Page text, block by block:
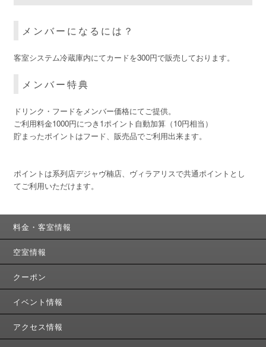
メンバーになるには？
客室システム冷蔵庫内にてカードを300円で販売しております。
メンバー特典
ドリンク・フードをメンバー価格にてご提供。
ご利用料金1000円につき1ポイント自動加算（10円相当）
貯まったポイントはフード、販売品でご利用出来ます。
ポイントは系列店デジャヴ楠店、ヴィラアリスで共通ポイントとし
てご利用いただけます。
料金・客室情報
空室情報
クーポン
イベント情報
アクセス情報